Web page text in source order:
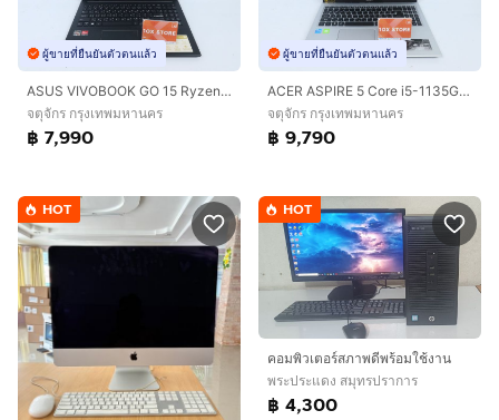
ผู้ขายที่ยืนยันตัวตนแล้ว
ASUS VIVOBOOK GO 15 Ryzen 5 7520U RAM8.512GB
จตุจักร กรุงเทพมหานคร
฿ 7,990
ผู้ขายที่ยืนยันตัวตนแล้ว
ACER ASPIRE 5 Core i5-1135G7 RAM16.512GB
จตุจักร กรุงเทพมหานคร
฿ 9,790
HOT HOT
คอมพิวเตอร์สภาพดีพร้อมใช้งาน
พระประแดง สมุทรปราการ
฿ 4,300